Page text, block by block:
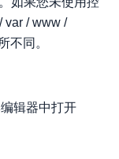
var / www /
不同。
辑器中打开